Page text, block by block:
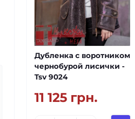
Дубленка с воротником
чернобурой лисички -
Tsv 9024
11 125 грн.